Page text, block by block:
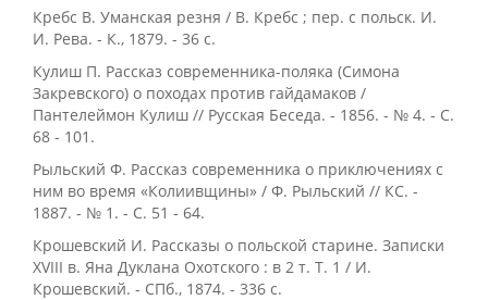
Кребс В. Уманская резня / В. Кребс ; пер. с польск. И.
И. Рева. - К., 1879. - 36 с.
Кулиш П. Рассказ современника-поляка (Симона
Закревского) о походах против гайдамаков /
Пантелеймон Кулиш // Русская Беседа. - 1856. - № 4. - С.
68 - 101.
Рыльский Ф. Рассказ современника о приключениях с
ним во время «Колиивщины» / Ф. Рыльский // КС. -
1887. - № 1. - С. 51 - 64.
Крошевский И. Рассказы о польской старине. Записки
XVIII в. Яна Дуклана Охотского : в 2 т. Т. 1 / И.
Крошевский. - СПб., 1874. - 336 с.